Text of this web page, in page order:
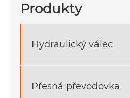
Produkty
Hydraulický válec
Přesná převodovka